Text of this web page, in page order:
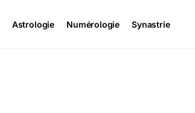
Astrologie Numérologie Synastrie